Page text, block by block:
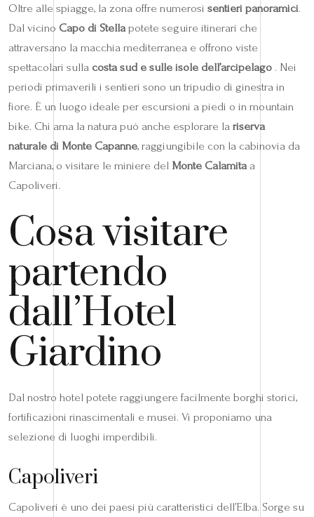
Oltre alle spiagge, la zona offre numerosi sentieri panoramici.
Dal vicino Capo di Stellapotete seguire itinerari che
attraversano la macchia mediterranea e offrono viste
spettacolari sulla costa sud e sulle isole dell’arcipelago . Nei
periodi primaverili i sentieri sono un tripudio di ginestra in
fiore. È un luogo ideale per escursioni a piedi o in mountain
bike. Chi ama la natura può anche esplorare la riserva
naturale di Monte Capanne, raggiungibile con la cabinovia da
Marciana, o visitare le miniere del Monte Calamitaa
Capoliveri.
Cosa visitare
partendo
dall’Hotel
Giardino
Dal nostro hotel potete raggiungere facilmente borghi storici,
fortificazioni rinascimentali e musei. Vi proponiamo una
selezione di luoghi imperdibili.
Capoliveri
Capoliveri è uno dei paesi più caratteristici dell’Elba. Sorge su